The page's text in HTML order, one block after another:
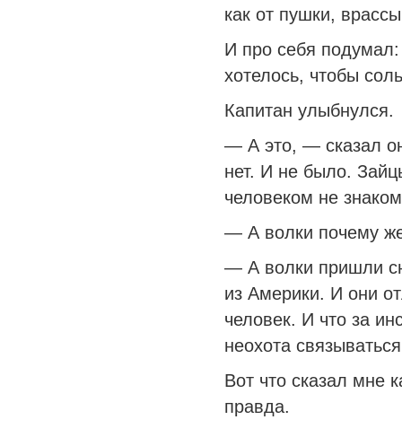
как от пушки,
И про себя
хотелось, чтобы
Капитан улыбнулся.
— А это, — сказал
нет. И не было.
человеком не
— А волки почему
— А волки пришли
из Америки. И они
человек. И что за
неохота
Вот что сказал мне
правда.